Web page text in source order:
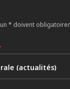
* doivent